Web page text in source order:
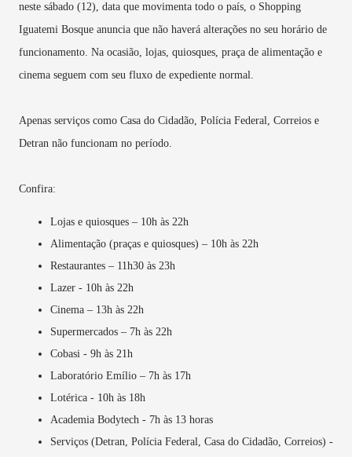
neste sábado (12), data que movimenta todo o país, o Shopping
Iguatemi Bosque anuncia que não haverá alterações no seu horário de
funcionamento. Na ocasião, lojas, quiosques, praça de alimentação e
cinema seguem com seu fluxo de expediente normal.
Apenas serviços como Casa do Cidadão, Polícia Federal, Correios e
Detran não funcionam no período.
Confira:
Lojas e quiosques – 10h às 22h
Alimentação (praças e quiosques) – 10h às 22h
Restaurantes – 11h30 às 23h
Lazer - 10h às 22h
Cinema – 13h às 22h
Supermercados – 7h às 22h
Cobasi - 9h às 21h
Laboratório Emílio – 7h às 17h
Lotérica - 10h às 18h
Academia Bodytech - 7h às 13 horas
Serviços (Detran, Polícia Federal, Casa do Cidadão, Correios) -